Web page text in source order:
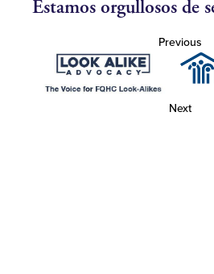
Estamos orgullosos de
Previous
Next